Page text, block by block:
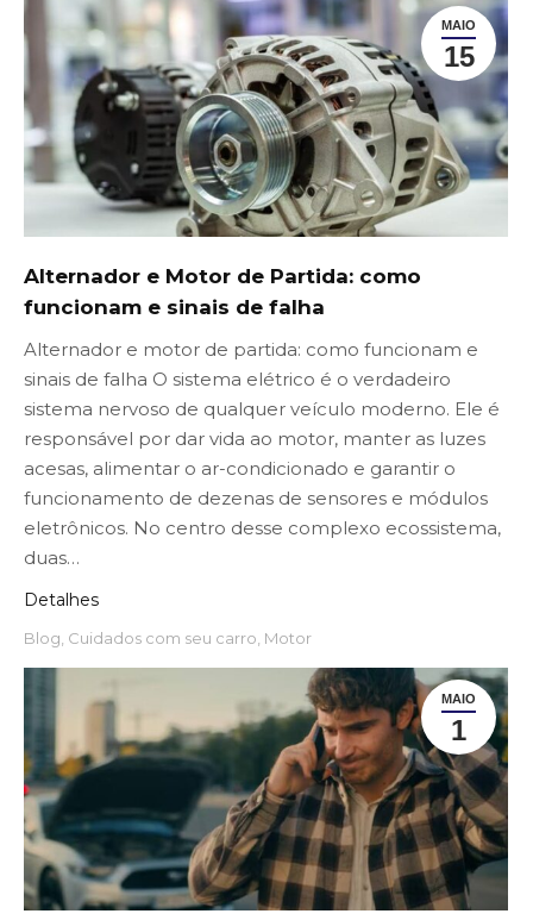
MAIO
15
Alternador e Motor de Partida: como
funcionam e sinais de falha
Alternador e motor de partida: como funcionam e
sinais de falha O sistema elétrico é o verdadeiro
sistema nervoso de qualquer veículo moderno. Ele é
responsável por dar vida ao motor, manter as luzes
acesas, alimentar o ar-condicionado e garantir o
funcionamento de dezenas de sensores e módulos
eletrônicos. No centro desse complexo ecossistema,
duas…
Detalhes
Blog Cuidados com seu carro Motor
MAIO
1